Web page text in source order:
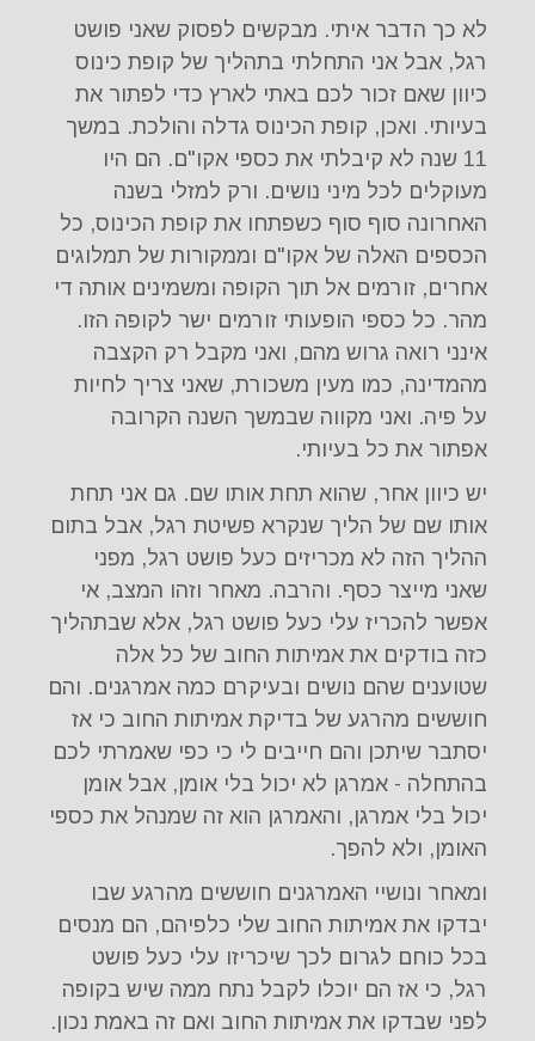
לא כך הדבר איתי. מבקשים לפסוק שאני פושט
רגל, אבל אני התחלתי בתהליך של קופת כינוס
כיוון שאם זכור לכם באתי לארץ כדי לפתור את
בעיותי. ואכן, קופת הכינוס גדלה והולכת. במשך
11 שנה לא קיבלתי את כספי אקו"ם. הם היו
מעוקלים לכל מיני נושים. ורק למזלי בשנה
האחרונה סוף סוף כשפתחו את קופת הכינוס, כל
הכספים האלה של אקו"ם וממקורות של תמלוגים
אחרים, זורמים אל תוך הקופה ומשמינים אותה די
מהר. כל כספי הופעותי זורמים ישר לקופה הזו.
אינני רואה גרוש מהם, ואני מקבל רק הקצבה
מהמדינה, כמו מעין משכורת, שאני צריך לחיות
על פיה. ואני מקווה שבמשך השנה הקרובה
אפתור את כל בעיותי.
יש כיוון אחר, שהוא תחת אותו שם. גם אני תחת
אותו שם של הליך שנקרא פשיטת רגל, אבל בתום
ההליך הזה לא מכריזים כעל פושט רגל, מפני
שאני מייצר כסף. והרבה. מאחר וזהו המצב, אי
אפשר להכריז עלי כעל פושט רגל, אלא שבתהליך
כזה בודקים את אמיתות החוב של כל אלה
שטוענים שהם נושים ובעיקרם כמה אמרגנים. והם
חוששים מהרגע של בדיקת אמיתות החוב כי אז
יסתבר שיתכן והם חייבים לי כי כפי שאמרתי לכם
בהתחלה - אמרגן לא יכול בלי אומן, אבל אומן
יכול בלי אמרגן, והאמרגן הוא זה שמנהל את כספי
האומן, ולא להפך.
ומאחר ונושיי האמרגנים חוששים מהרגע שבו
יבדקו את אמיתות החוב שלי כלפיהם, הם מנסים
בכל כוחם לגרום לכך שיכריזו עלי כעל פושט
רגל, כי אז הם יוכלו לקבל נתח ממה שיש בקופה
לפני שבדקו את אמיתות החוב ואם זה באמת נכון.